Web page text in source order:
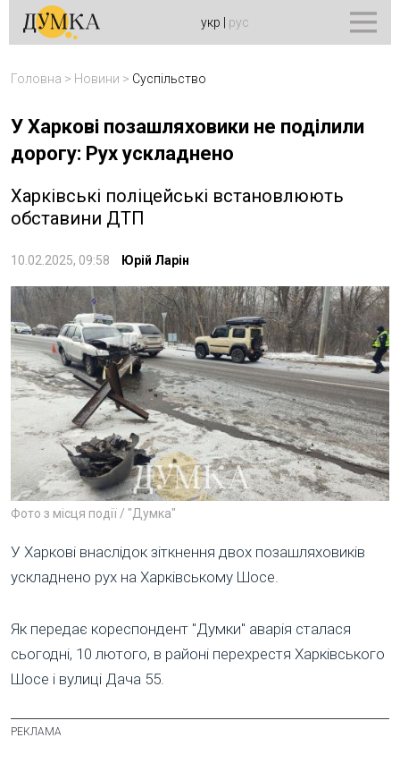
укр рус
Головна > Новини > Суспільство
У Харкові позашляховики не поділили
дорогу: Рух ускладнено
Харківські поліцейські встановлюють
обставини ДТП
10.02.2025, 09:58 Юрій Ларін
Фото з місця події / "Думка"
У Харкові внаслідок зіткнення двох позашляховиків
ускладнено рух на Харківському Шосе.
Як передає кореспондент "Думки" аварія сталася
сьогодні, 10 лютого, в районі перехрестя Харківського
Шосе і вулиці Дача 55.